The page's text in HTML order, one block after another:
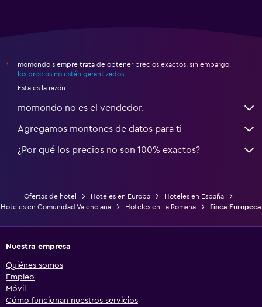
*
momondo siempre trata de obtener precios exactos, sin embargo,
los precios no están garantizados
Esta es la razón:
momondo no es el vendedor.
Agregamos montones de datos para ti
¿Por qué los precios no son 100% exactos?
Ofertas de hotel Hoteles en Europa
Hoteles en España
Hoteles en Comunidad Valenciana
Hoteles en La Romana Finca Europeca
Nuestra empresa
Quiénes somos
Empleo
Móvil
Cómo funcionan nuestros servicios